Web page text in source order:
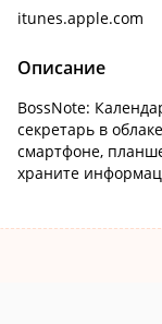
itunes.apple.com
Описание
BossNote:
секретарь в
смартфоне,
храните